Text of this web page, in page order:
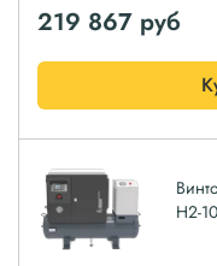
219 867 руб
H2-10